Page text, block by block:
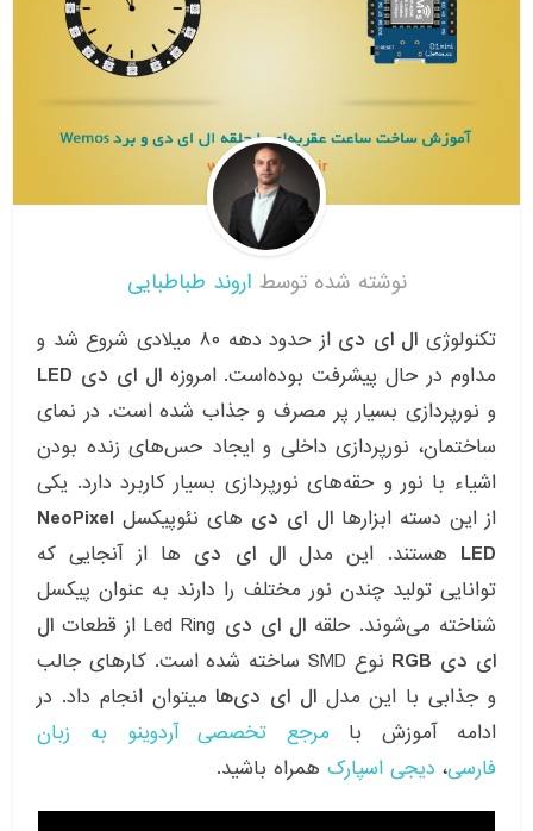
نوشته شده توسط اروند طباطبایی
تکنولوژی ال ای دی
از حدود دهه ۸۰ میلادی شروع شد و
مداوم در حال پیشرفت بوده‌است. امروزهال ای دی LED
و نورپردازی بسیار پر مصرف و جذاب شده است. در نمای
ساختمان، نورپردازی داخلی و ایجاد حس‌های زنده بودن
اشیاء با نور و حقه‌های نورپردازی بسیار کاربرد دارد. یکی
از این دسته ابزارهاال ای دی های نئوپیکسل NeoPixel
LED هستند. این مدلال ای دی ها از آنجایی که
توانایی تولید چندن نور مختلف را دارند به عنوان پیکسل
شناخته می‌شوند. حلقهال ای دی
ال
ای دی RGB
نوع SMD ساخته شده است. کارهای جالب
و جذابی با این مدلال ای دی‌هامیتوان انجام داد. در
ادامه آموزش با مرجع تخصصی آردوینو به زبان
فارسی، دیجی اسپارک همراه باشید.